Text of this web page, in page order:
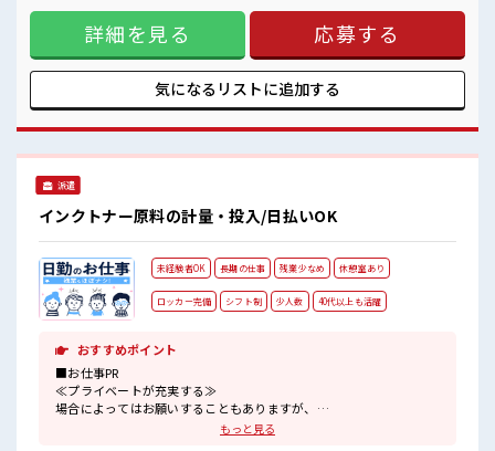
制服があるので、 毎日の服装の悩み解消♪ ≪未経験OKの仕
事≫ 新しいことにチャレンジするのは不安だけど、 しっかり
働く環境が整っています！ イチからスキルUP・ステップUP
目指していきましょう！ ≪様々なお仕事をご提案≫ 一人で悩
まず気軽に相談できる、 派遣のお仕事です！ ■職場の雰囲気
一息つける休憩スペースもあります！ 持ち物が多いあなたに
詳細を見る 応募する
気になるリストに追加する
派遣
インクトナー原料の計量・投入/日払いOK
未経験者OK 長期の仕事 残業少なめ 休憩室あり
ロッカー完備 シフト制 少人数 40代以上も活躍
おすすめポイント
■お仕事PR
≪プライベートが充実する≫
場合によってはお願いすることもありますが、
もっと見る